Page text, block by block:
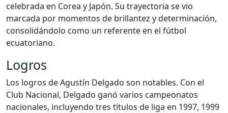
celebrada en Corea y Japón. Su trayectoria se vio
marcada por momentos de brillantez y determinación,
consolidándolo como un referente en el fútbol
ecuatoriano.
Logros
Los logros de Agustín Delgado son notables. Con el
Club Nacional, Delgado ganó varios campeonatos
nacionales, incluyendo tres títulos de liga en 1997, 1999